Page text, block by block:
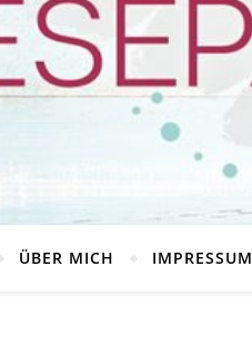
ÜBER MICH IMPRESSUM